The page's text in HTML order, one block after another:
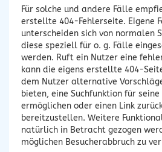
Für solche und andere Fälle
erstellte 404-Fehlerseite. Eigene
unterscheiden sich von normalen
diese speziell für o. g. Fälle
werden. Ruft ein Nutzer eine
kann die eigens erstellte 404-
dem Nutzer alternative
bieten, eine Suchfunktion für
ermöglichen oder einen Link
bereitzustellen. Weitere
natürlich in Betracht gezogen
möglichen Besucherabbruch zu